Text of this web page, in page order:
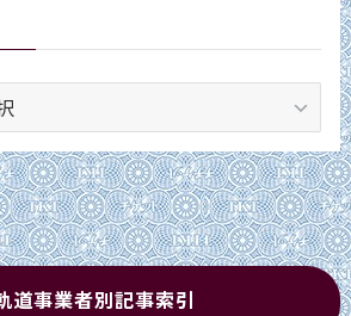
道事業者別記事索引